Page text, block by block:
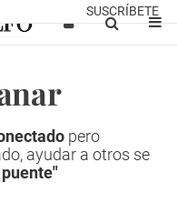
SUSCRÍBETE
pero
ayudar a otros se
puente"